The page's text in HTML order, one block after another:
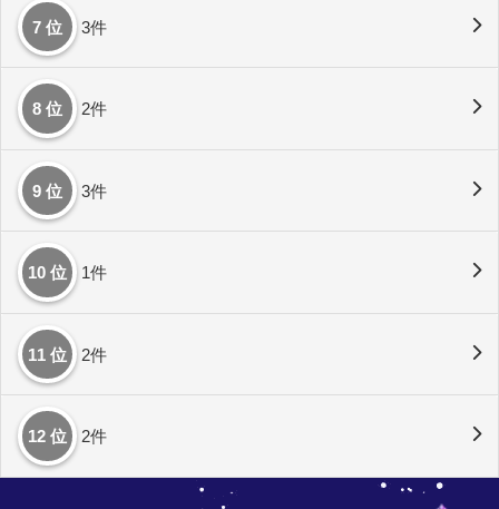
7 位 3件
8 位 2件
9 位 3件
10 位 1件
11 位 2件
12 位 2件